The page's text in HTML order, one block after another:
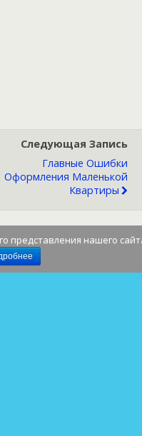
Следующая Запись
Главные Ошибки
Оформления Маленькой
Квартиры
представления нашего